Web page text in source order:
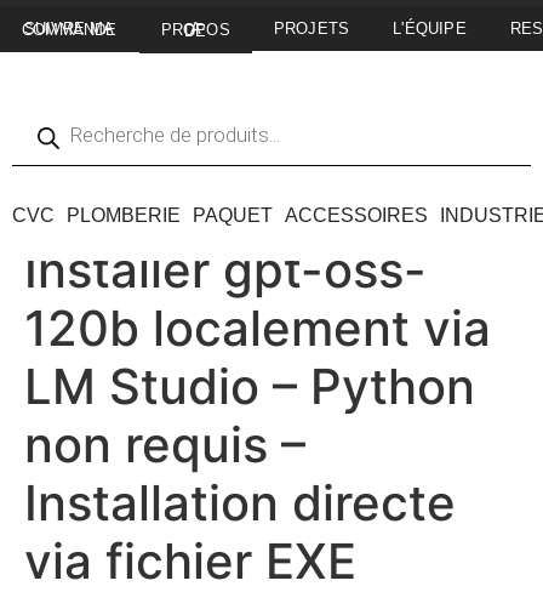
SUIVRE MA COMMANDE A PROPOS DE PROJETS L'ÉQUIPE
CVC PLOMBERIE PAQUET ACCESSOIRES
Installer gpt-oss-
120b localement via
LM Studio – Python
non requis –
Installation directe
via fichier EXE